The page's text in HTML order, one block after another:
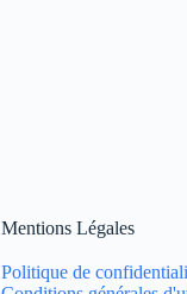
Mentions Légales
Politique de